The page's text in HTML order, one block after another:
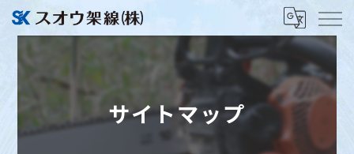
サイトマップ